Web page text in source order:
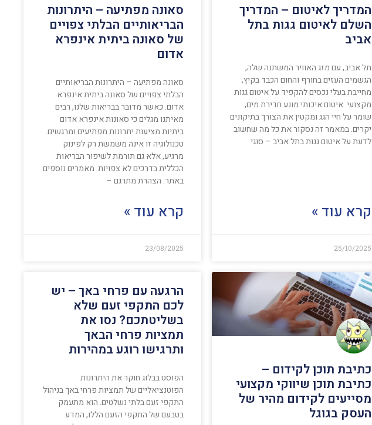
המדריך לאיטום – המדריך
השלם לאיטום גגות בתל
אביב
תל אביב, עם מזג האוויר המשתנה שלה,
הגשמים העזים בחורף והחום הכבד בקיץ,
מחייבת בעלי נכסים להקפיד על איטום גגות
מקצועי. איטום איכותי מונע חדירת מים,
שומר על חיי הגג ומקטין את הצורך בתיקונים
יקרים. במאמר זה נסקור את כל מה שחשוב
לדעת על איטום גגות בתל אביב – סוגי
קרא עוד »
25/10/2025
סאונה מפתיעה – היתרונות
הבריאותיים הבלתי צפויים
של סאונה ביתית אינפרא
אדום
סאונה מפתיעה – היתרונות הבריאותיים
הבלתי צפויים של סאונה ביתית אינפרא
אדום. כאשר מדובר בבריאות שלנו, רבים
מאיתנו מגלים כי סאונות אינפרא אדום
ביתיות מציעות יתרונות מפתיעים ומרגשים.
טכנולוגיה זו אינה משמשת רק לפינוק
מרגיע, אלא גם תורמת לשיפור הבריאות
הכללית בדרכים לא צפויות. מאמרים נוספים
באתר: הצהרת מתרגם –
קרא עוד »
23/08/2025
כתיבת תוכן לקידום –
כתיבת תוכן שיווקי מקצועי
מסייעים לקידום מהיר של
העסק בגוגל
הרגעה עם פרחי באך – יש
לכם התקפי זעם שלא
בשליטתכם? נסו את
תמציות פרחי הבאך
ותרגישו רוגע במהירות
הפוסט בבלוג חוקר את היתרונות
הפוטנציאליים של תמציות פרחי באך בניהול
התקפי זעם בלתי נשלטים. הוא מתעמק
בטבעם של התקפי הזעם הללו, המדע